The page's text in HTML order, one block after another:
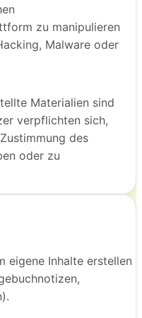
zu manipulieren
Malware oder
Materialien sind
verpflichten sich,
des
oder zu
eigene Inhalte erstellen